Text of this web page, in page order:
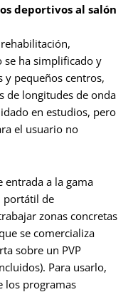
deportivos al salón
ha simplificado y
y pequeños centros,
de longitudes de onda
en estudios, pero
el usuario no
entrada a la gama
portátil de
zonas concretas
se comercializa
sobre un PVP
Para usarlo,
los programas